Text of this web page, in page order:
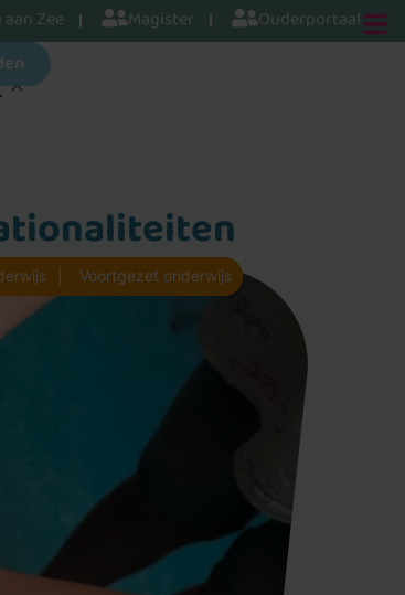
Ouderportaal
Magister
aan Zee
Voortgezet onderwijs